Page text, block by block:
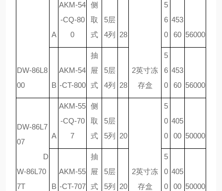
DW-86L8
00
A
AKM-54
-CQ-80
0
侧
取
式
5层
4列
28
2英寸冻
存盒
5
6
0
453
60 56000
B
AKM-54
-CT-800
抽
屉
式
5层
4列
28
5
6
0
453
60 56000
DW-86L7
07
D
W-86L70
7T
A
AKM-55
-CQ-70
7
侧
取
式
5层
5列
20
2英寸冻
存盒
5
0
0
405
00 50000
B
AKM-55
-CT-707
抽
屉
式
5层
5列
20
5
0
0
405
00 50000